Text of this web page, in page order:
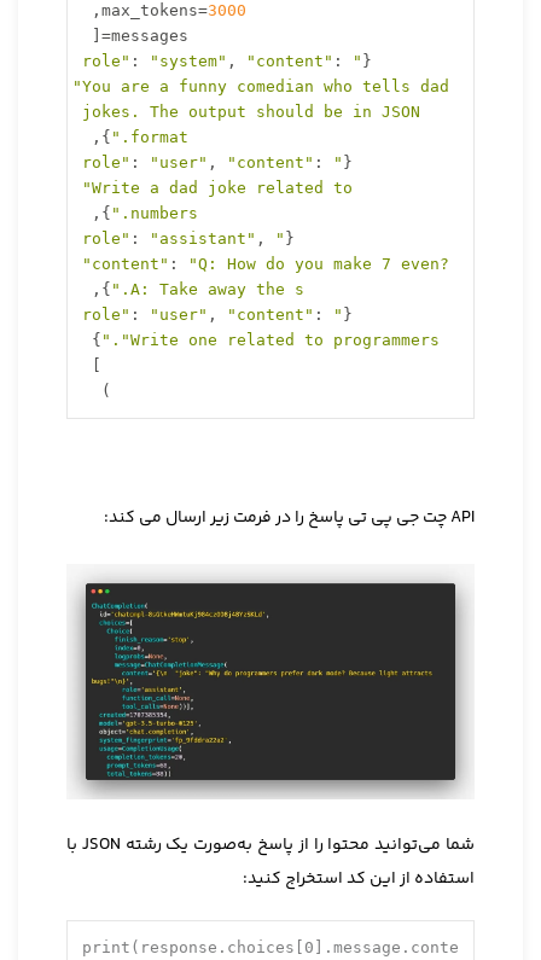
=3000
,
=
{
"role"
: "system" , "content" :
"You are a funny comedian who tells dad
jokes. The output should be in JSON
format."
}
,
{
"role"
: "user" , "content" :
"Write a dad joke related to
numbers."
}
,
{
"role"
: "assistant" ,
"content" :
"Q: How do you make 7 even?
A: Take away the s."
}
,
{
"role"
: "user" , "content" :
"Write one related to programmers."
}
)
API چت جی پی تی پاسخ را در فرمت زیر ارسال می کند:
شما می‌توانید محتوا را از پاسخ به‌صورت یک رشته JSON با
استفاده از این کد استخراج کنید:
print(response.choices[ 0 ].message.conte